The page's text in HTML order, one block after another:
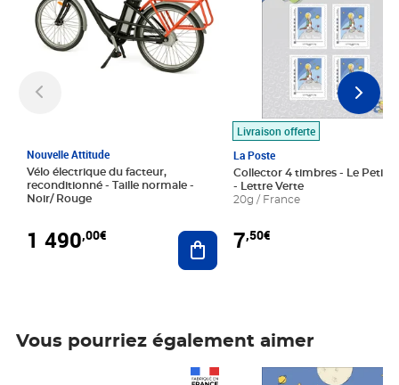
Nouvelle Attitude
Vélo électrique du facteur,
reconditionné - Taille normale -
Noir/ Rouge
1 490,00€ Ajouter au panier
Livraison offerte
La Poste
Collector 4 timbres - Le Petit
- Lettre Verte
20g / France
7,50€
Vous pourriez également aimer
Prix 7,50€